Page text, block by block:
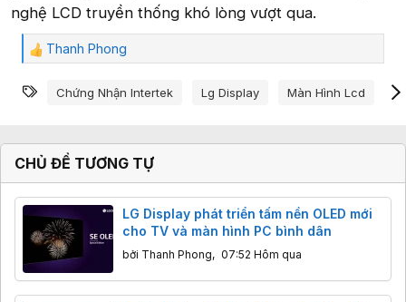
nghệ LCD truyền thống khó lòng vượt qua.
C
m
c
:
Thanh Phong
Từ khóa
Chứng Nhận Intertek Lg Display Màn Hình Lcd
CHỦ ĐỀ TƯƠNG TỰ
LG Display phát triển tấm nền OLED mới
cho TV và màn hình PC bình dân
bởi Thanh Phong, 07:52 Hôm qua